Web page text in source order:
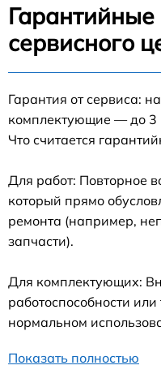
Гарантийные
сервисного
Гарантия от сервиса:
комплектующие — до 3
Что считается
Для работ: Повторное
который прямо
ремонта (например,
запчасти).
Для комплектующих:
работоспособности
нормальном
Показать полностью